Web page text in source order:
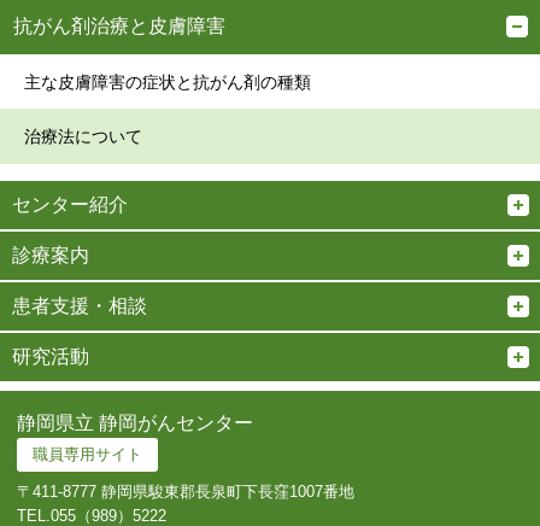
抗がん剤治療と皮膚障害
主な皮膚障害の症状と抗がん剤の種類
治療法について
センター紹介
診療案内
患者支援・相談
研究活動
静岡県立 静岡がんセンター
職員専用サイト
〒411-8777 静岡県駿東郡長泉町下長窪1007番地
TEL. 055（989）5222